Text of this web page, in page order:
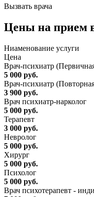
Вызвать врача
Цены на прием
Ниaменование услуги
Цена
Врач-психиатр
5 000 руб.
Врач-психиатр
3 900 руб.
Врач психиатр-нарколог
5 000 руб.
Терапевт
3 000 руб.
Невролог
5 000 руб.
Хирург
5 000 руб.
Психолог
5 000 руб.
Врач психотерапевт -